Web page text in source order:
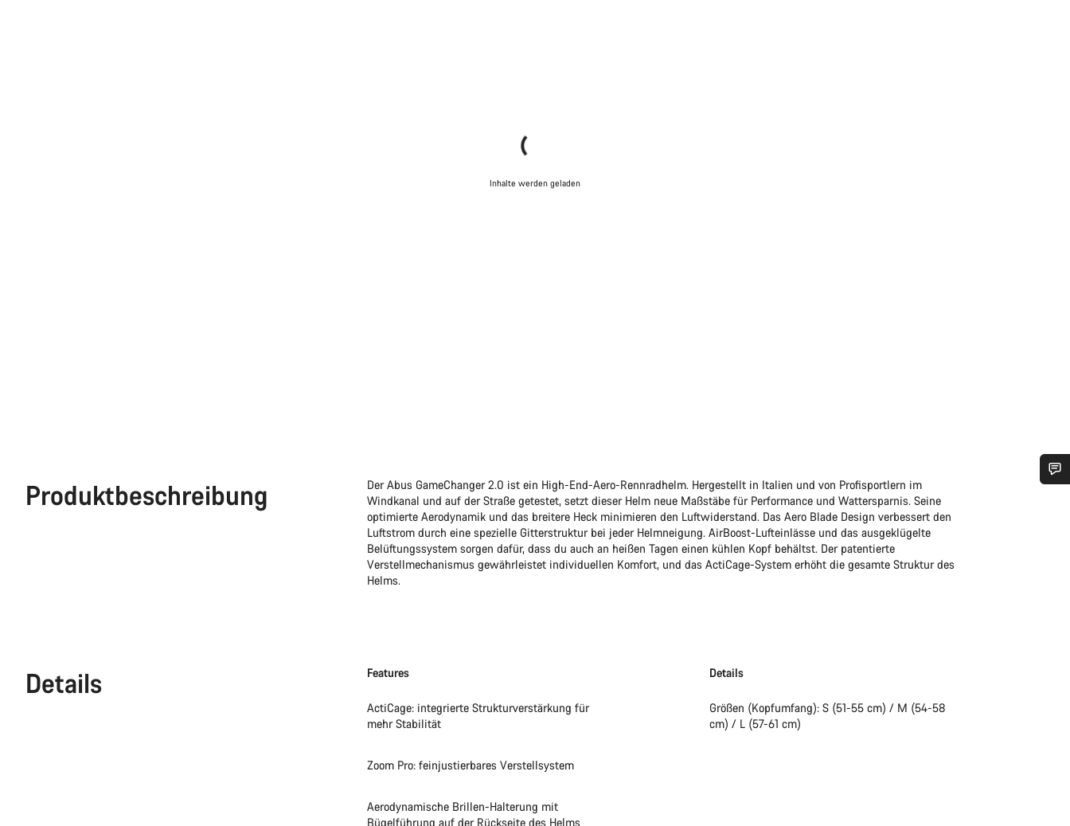
Inhalte werden geladen
Produktbeschreibung
Der Abus GameChanger 2.0 ist ein High-End-Aero-Rennradhelm. Hergestellt in Italien und von Profisportlern im
Windkanal und auf der Straße getestet, setzt dieser Helm neue Maßstäbe für Performance und Wattersparnis. Seine
optimierte Aerodynamik und das breitere Heck minimieren den Luftwiderstand. Das Aero Blade Design verbessert den
Luftstrom durch eine spezielle Gitterstruktur bei jeder Helmneigung. AirBoost-Lufteinlässe und das ausgeklügelte
Belüftungssystem sorgen dafür, dass du auch an heißen Tagen einen kühlen Kopf behältst. Der patentierte
Verstellmechanismus gewährleistet individuellen Komfort, und das ActiCage-System erhöht die gesamte Struktur des
Helms.
Details Features
ActiCage: integrierte Strukturverstärkung für
mehr Stabilität
Zoom Pro: feinjustierbares Verstellsystem
Aerodynamische Brillen-Halterung mit
Bügelführung auf der Rückseite des Helms
Details
Größen (Kopfumfang): S (51-55 cm) / M (54-58
cm) / L (57-61 cm)
Benötigst du Hilfe?
Unsere Experten stehen dir jetzt im Chat zur Verfügung.